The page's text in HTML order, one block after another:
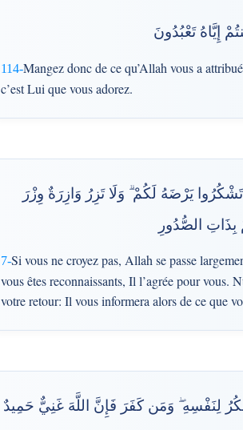
إِيَّاهُ تَعْبُدُونَ
114-Mangez donc de ce qu’Allah vous a
c’est Lui que vous adorez.
يَرْضَهُ لَكُمْ ۗ وَلَا تَزِرُ وَازِرَةٌ وِزْرَ
بِذَاتِ الصُّدُورِ
7-Si vous ne croyez pas, Allah se passe
vous êtes reconnaissants, Il l’agrée pour vous.
votre retour: Il vous informera alors de ce que
لِنَفْسِهِ ۖ وَمَن كَفَرَ فَإِنَّ اللَّهَ غَنِيٌّ حَمِيدٌ